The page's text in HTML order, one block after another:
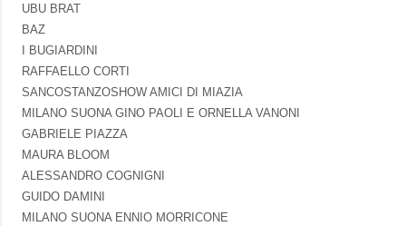
UBU BRAT
BAZ
I BUGIARDINI
RAFFAELLO CORTI
SANCOSTANZOSHOW AMICI DI MIAZIA
MILANO SUONA GINO PAOLI E ORNELLA VANONI
GABRIELE PIAZZA
MAURA BLOOM
ALESSANDRO COGNIGNI
GUIDO DAMINI
MILANO SUONA ENNIO MORRICONE